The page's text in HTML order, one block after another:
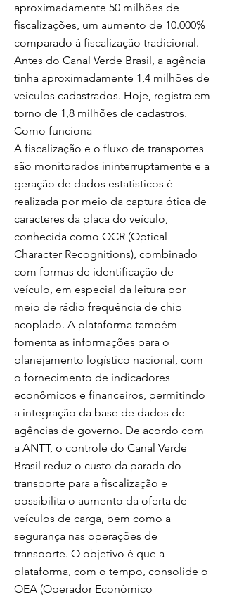
aproximadamente 50 milhões de
fiscalizações, um aumento de 10.000%
comparado à fiscalização tradicional.
Antes do Canal Verde Brasil, a agência
tinha aproximadamente 1,4 milhões de
veículos cadastrados. Hoje, registra em
torno de 1,8 milhões de cadastros.
Como funciona
A fiscalização e o fluxo de transportes
são monitorados ininterruptamente e a
geração de dados estatísticos é
realizada por meio da captura ótica de
caracteres da placa do veículo,
conhecida como OCR (Optical
Character Recognitions), combinado
com formas de identificação de
veículo, em especial da leitura por
meio de rádio frequência de chip
acoplado. A plataforma também
fomenta as informações para o
planejamento logístico nacional, com
o fornecimento de indicadores
econômicos e financeiros, permitindo
a integração da base de dados de
agências de governo. De acordo com
a ANTT, o controle do Canal Verde
Brasil reduz o custo da parada do
transporte para a fiscalização e
possibilita o aumento da oferta de
veículos de carga, bem como a
segurança nas operações de
transporte. O objetivo é que a
plataforma, com o tempo, consolide o
OEA (Operador Econômico